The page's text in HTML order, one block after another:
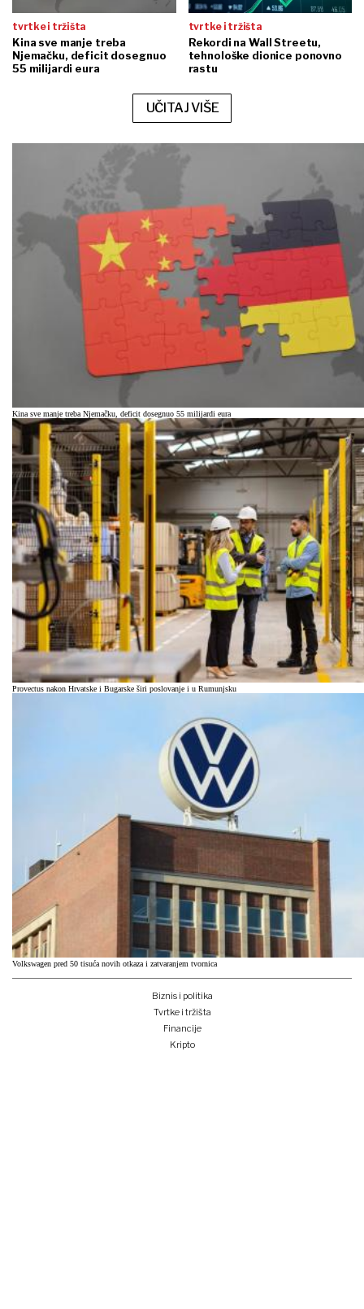
tvrtke i tržišta
Kina sve manje treba
Njemačku, deficit dosegnuo
55 milijardi eura
tvrtke i tržišta
Rekordi na Wall Streetu,
tehnološke dionice ponovno
rastu
UČITAJ VIŠE
Kina sve manje treba Njemačku, deficit dosegnuo 55 milijardi eura
Provectus nakon Hrvatske i Bugarske širi poslovanje i u Rumunjsku
Volkswagen pred 50 tisuća novih otkaza i zatvaranjem tvornica
Biznis i politika
Tvrtke i tržišta
Financije
Kripto